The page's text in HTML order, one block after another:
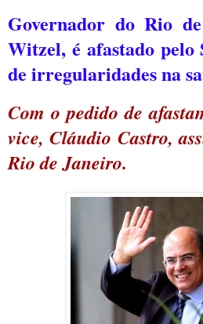
Governador do Rio
Witzel, é afastado pelo
de irregularidades na
Com o pedido de
vice, Cláudio Castro,
Rio de Janeiro.